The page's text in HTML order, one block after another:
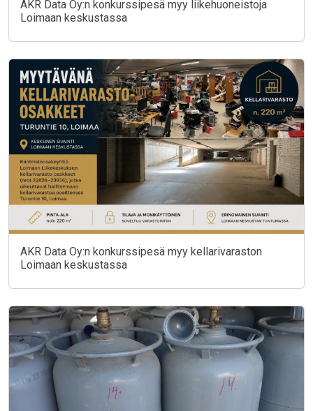
AKR Data Oy:n konkurssipesä myy liikehuoneistoja
Loimaan keskustassa
AKR Data Oy:n konkurssipesä myy kellarivaraston
Loimaan keskustassa